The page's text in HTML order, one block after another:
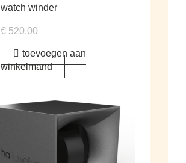
watch winder
€ 520,00
toevoegen aan
winkelmand